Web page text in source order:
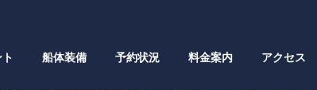
船体装備 予約状況 料金案内 アクセス